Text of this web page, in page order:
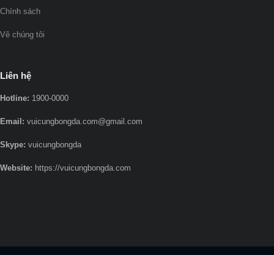
Chính sách
Vê chúng tôi
Liên hệ
Hotline: 1900-0000
Email: vuicungbongda.com@gmail.com
Skype: vuicungbongda
Website: https://vuicungbongda.com